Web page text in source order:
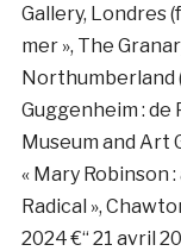
Gallery, Londres
mer », The
Northumberland
Guggenheim : de
Museum and Art
« Mary Robinson
Radical »,
2024 €“ 21 avril